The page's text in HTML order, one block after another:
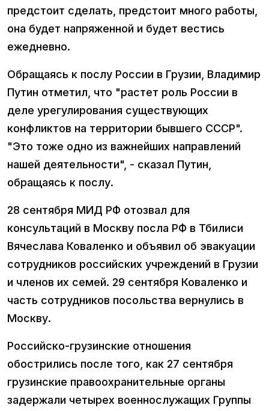
предстоит сделать, предстоит много работы,
она будет напряженной и будет вестись
ежедневно.
Обращаясь к послу России в Грузии, Владимир
Путин отметил, что "растет роль России в
деле урегулирования существующих
конфликтов на территории бывшего СССР".
"Это тоже одно из важнейших направлений
нашей деятельности", - сказал Путин,
обращаясь к послу.
28 сентября МИД РФ отозвал для
консультаций в Москву посла РФ в Тбилиси
Вячеслава Коваленко и объявил об эвакуации
сотрудников российских учреждений в Грузии
и членов их семей. 29 сентября Коваленко и
часть сотрудников посольства вернулись в
Москву.
Российско-грузинские отношения
обострились после того, как 27 сентября
грузинские правоохранительные органы
задержали четырех военнослужащих Группы